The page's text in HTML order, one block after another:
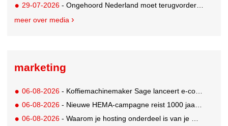
29-07-2026 - Ongehoord Nederland moet terugvordering betalen aan Commissariaat voor de Media
meer over media
marketing
06-08-2026 - Koffiemachinemaker Sage lanceert e-commerceplatform voor koffieliefhebbers
06-08-2026 - Nieuwe HEMA-campagne reist 1000 jaar terug in de tijd naar 'Hemastein'
06-08-2026 - Waarom je hosting onderdeel is van je merkstrategie